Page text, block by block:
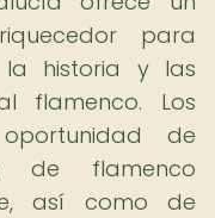
para
la historia y las
flamenco. Los
de
de flamenco
así como de